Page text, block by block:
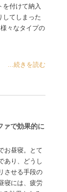
を付けて納入
してしまった
々なタイプの
...続きを読む
ァで効果的に
お昼寝。とて
あり、どうし
させる手段の
寝には、疲労